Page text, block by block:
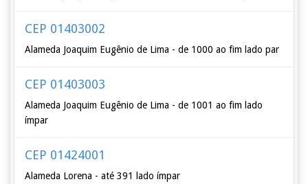
CEP 01403002
Alameda Joaquim Eugênio de Lima - de 1000 ao fim lado par
CEP 01403003
Alameda Joaquim Eugênio de Lima - de 1001 ao fim lado
ímpar
CEP 01424001
Alameda Lorena - até 391 lado ímpar